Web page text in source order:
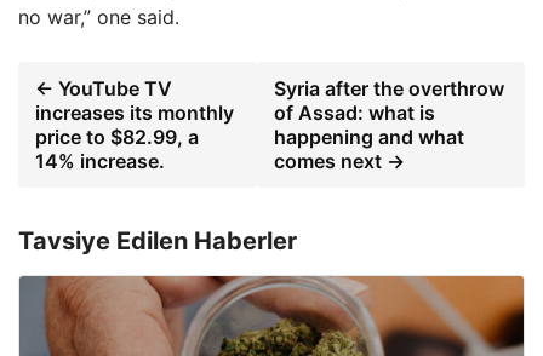
no war,” one said.
← YouTube TV
increases its monthly
price to $82.99, a
14% increase.
Syria after the overthrow
of Assad: what is
happening and what
comes next →
Tavsiye Edilen Haberler